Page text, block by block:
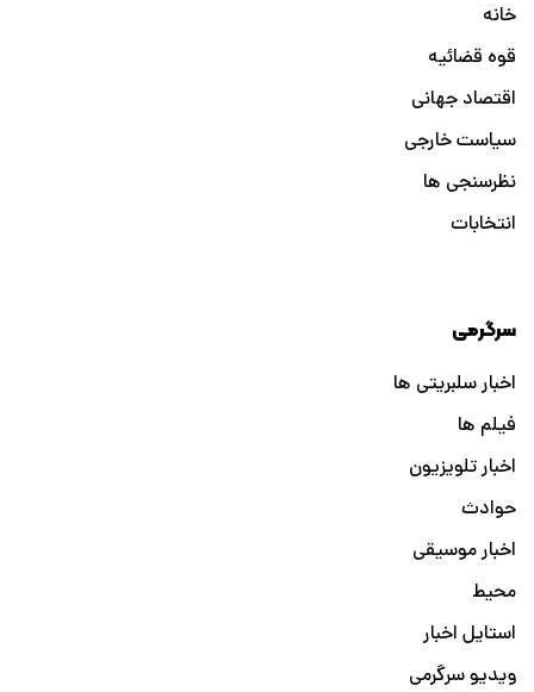
خانه
قوه قضائیه
اقتصاد جهانی
سیاست خارجی
نظرسنجی ها
انتخابات
سرگرمی
اخبار سلبریتی ها
فیلم ها
اخبار تلویزیون
حوادث
اخبار موسیقی
محیط
استایل اخبار
ویدیو سرگرمی